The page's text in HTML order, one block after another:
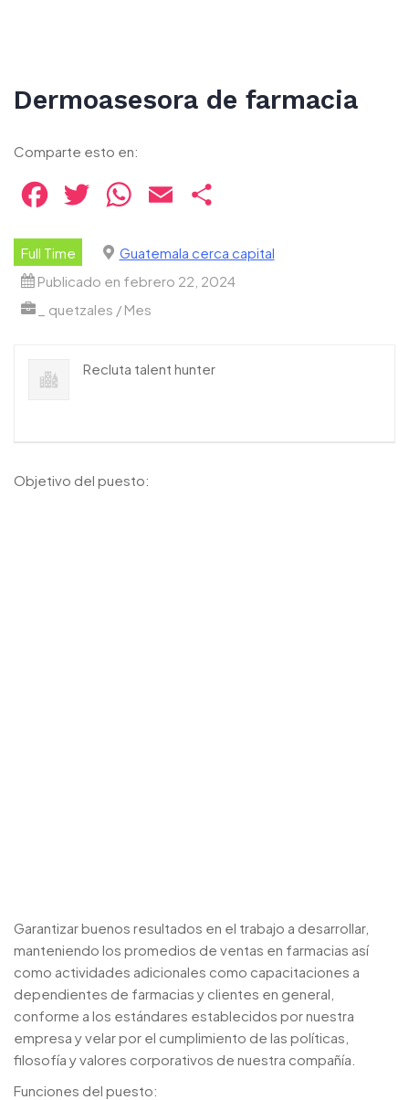
Dermoasesora de farmacia
Comparte esto en:
Facebook
Twitter WhatsApp
Email
Full Time
Guatemala cerca capital
Publicado en febrero 22, 2024
_ quetzales / Mes
Recluta talent hunter
Objetivo del puesto:
Garantizar buenos resultados en el trabajo a desarrollar,
manteniendo los promedios de ventas en farmacias así
como actividades adicionales como capacitaciones a
dependientes de farmacias y clientes en general,
conforme a los estándares establecidos por nuestra
empresa y velar por el cumplimiento de las políticas,
filosofía y valores corporativos de nuestra compañía.
Funciones del puesto: